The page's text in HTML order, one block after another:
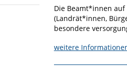
Die Beamt*innen
(Landrät*innen,
besondere
weitere